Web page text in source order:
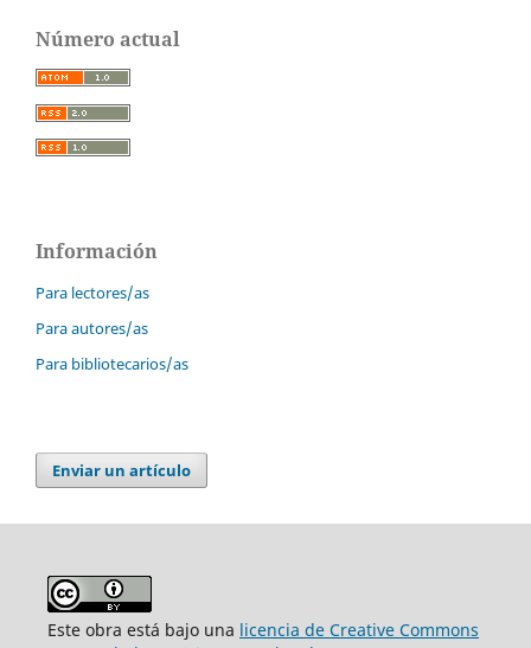
Número actual
Información
Para lectores/as
Para autores/as
Para bibliotecarios/as
Enviar un artículo
Este obra está bajo una licencia de Creative Commons